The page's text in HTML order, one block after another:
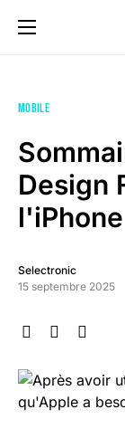
MOBILE
Design
Selectronic
15 septembre 2025